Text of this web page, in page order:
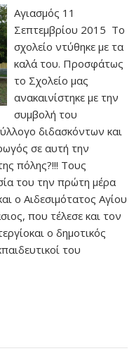
Αγιασμός 11
Σεπτεμβρίου 2015 Το
σχολείο ντύθηκε με τα
καλά του. Προσφάτως
το Σχολείο μας
ανακαινίστηκε με την
συμβολή του
διδασκόντων και
σε αυτή την
πόλης?!!! Τους
του την πρώτη μέρα
ο Αιδεσιμότατος Αγίου
που τέλεσε και τον
ο δημοτικός
του